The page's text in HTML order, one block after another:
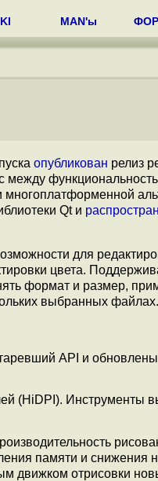
MAN'ы
опубликован релиз
между
многоплатформенной
Qt и
для
цвета.
формат и размер,
выбранных файлах.
API и обновлены
(HiDPI). Инструменты
памяти и снижения
движком отрисовки